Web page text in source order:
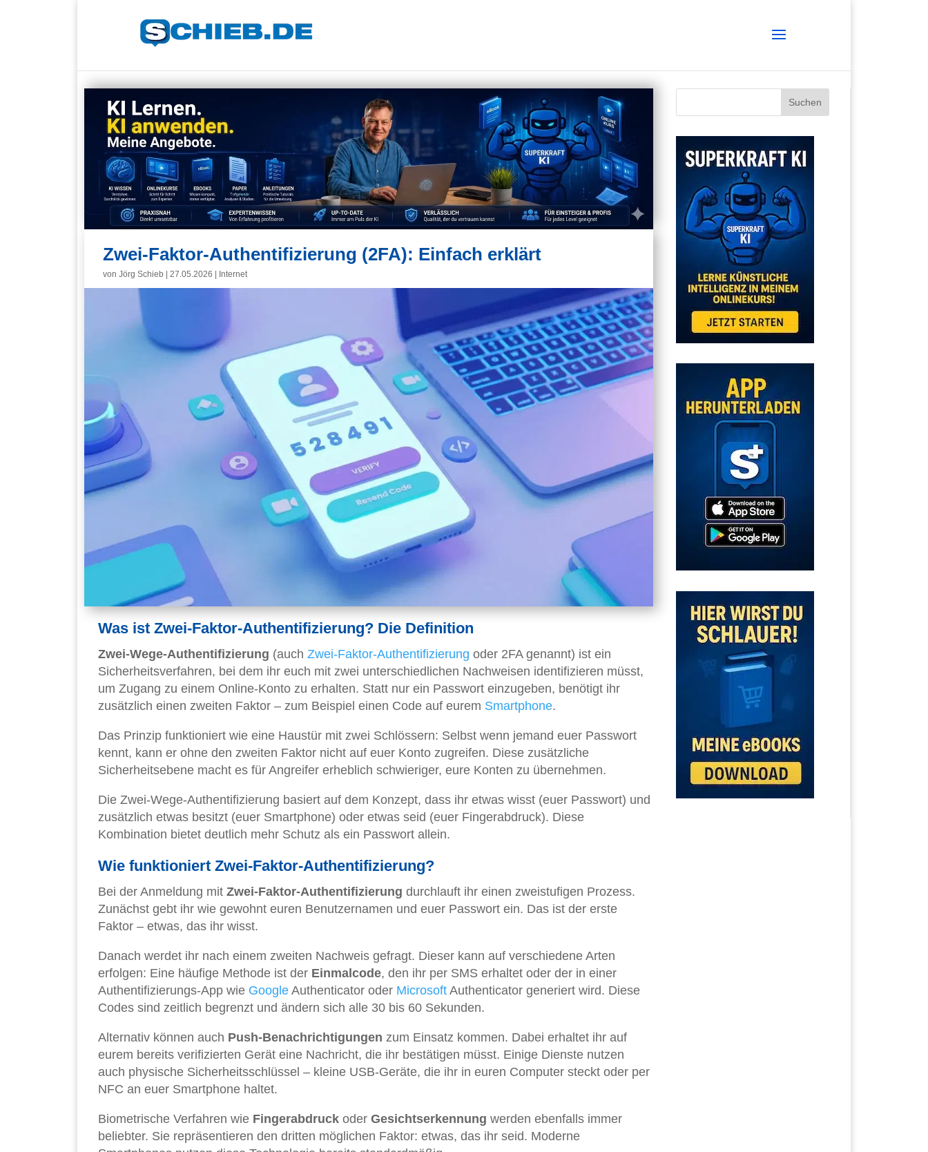
Zwei-Faktor-Authentifizierung (2FA): Einfach erklärt
von Jörg Schieb 27.05.2026 Internet
Was ist Zwei-Faktor-Authentifizierung? Die Definition
Zwei-Wege-Authentifizierung (auch Zwei-Faktor-Authentifizierung oder 2FA genannt) ist ein
Sicherheitsverfahren, bei dem ihr euch mit zwei unterschiedlichen Nachweisen identifizieren müsst,
um Zugang zu einem Online-Konto zu erhalten. Statt nur ein Passwort einzugeben, benötigt ihr
zusätzlich einen zweiten Faktor – zum Beispiel einen Code auf eurem Smartphone.
Das Prinzip funktioniert wie eine Haustür mit zwei Schlössern: Selbst wenn jemand euer Passwort
kennt, kann er ohne den zweiten Faktor nicht auf euer Konto zugreifen. Diese zusätzliche
Sicherheitsebene macht es für Angreifer erheblich schwieriger, eure Konten zu übernehmen.
Die Zwei-Wege-Authentifizierung basiert auf dem Konzept, dass ihr etwas wisst (euer Passwort) und
zusätzlich etwas besitzt (euer Smartphone) oder etwas seid (euer Fingerabdruck). Diese
Kombination bietet deutlich mehr Schutz als ein Passwort allein.
Wie funktioniert Zwei-Faktor-Authentifizierung?
Bei der Anmeldung mit Zwei-Faktor-Authentifizierung durchlauft ihr einen zweistufigen Prozess.
Zunächst gebt ihr wie gewohnt euren Benutzernamen und euer Passwort ein. Das ist der erste
Faktor – etwas, das ihr wisst.
Danach werdet ihr nach einem zweiten Nachweis gefragt. Dieser kann auf verschiedene Arten
erfolgen: Eine häufige Methode ist der Einmalcode, den ihr per SMS erhaltet oder der in einer
Authentifizierungs-App wie Google Authenticator oder Microsoft Authenticator generiert wird. Diese
Codes sind zeitlich begrenzt und ändern sich alle 30 bis 60 Sekunden.
Alternativ können auch Push-Benachrichtigungen zum Einsatz kommen. Dabei erhaltet ihr auf
eurem bereits verifizierten Gerät eine Nachricht, die ihr bestätigen müsst. Einige Dienste nutzen
auch physische Sicherheitsschlüssel – kleine USB-Geräte, die ihr in euren Computer steckt oder per
NFC an euer Smartphone haltet.
Biometrische Verfahren wie Fingerabdruck oder Gesichtserkennung werden ebenfalls immer
beliebter. Sie repräsentieren den dritten möglichen Faktor: etwas, das ihr seid. Moderne